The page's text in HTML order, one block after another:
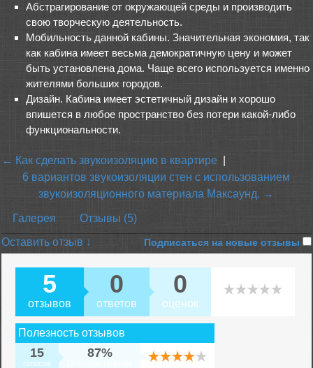
Абстрагирование от окружающей среды и производить
свою творческую деятельность.
Мобильность данной кабины. Значительная экономия, так
как кабина имеет весьма демократичную цену и может
быть установлена дома. Чаще всего используется именно
жителями больших городов.
Дизайн. Кабина имеет эстетичный дизайн и хорошо
впишется в любое пространство без потери какой-либо
функциональности.
← Как сделать звукоизоляцию в квартире
6 вариантов звукоизоляции стен с использованием
звукоизоляционного материала Максаунд. →
Галерея Отзывы (5)
Подписаться на новые отзывы
Оставить отзыв ↓
5
отзывов
0
ответов
0
оценок
Полезность отзывов
15
голосов
87%